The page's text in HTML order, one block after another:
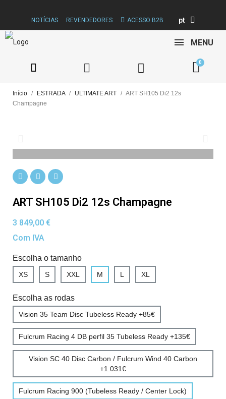
NOTÍCIAS REVENDEDORES ACESSO B2B pt
MENU
Início ESTRADA ULTIMATE ART
ART SH105 Di2 12s
Champagne
ART SH105 Di2 12s Champagne
3 849,00 €
Com IVA
Escolha o tamanho
XS S XXL M L XL
Escolha as rodas
Vision 35 Team Disc Tubeless Ready +85€
Fulcrum Racing 4 DB perfil 35 Tubeless Ready +135€
Vision SC 40 Disc Carbon / Fulcrum Wind 40 Carbon
+1.031€
Fulcrum Racing 900 (Tubeless Ready / Center Lock)